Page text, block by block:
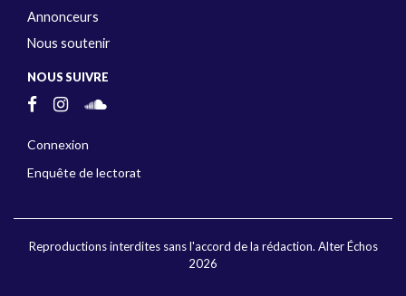
Annonceurs
Nous soutenir
NOUS SUIVRE
Connexion
Enquête de lectorat
Reproductions interdites sans l'accord de la rédaction. Alter Échos
2026